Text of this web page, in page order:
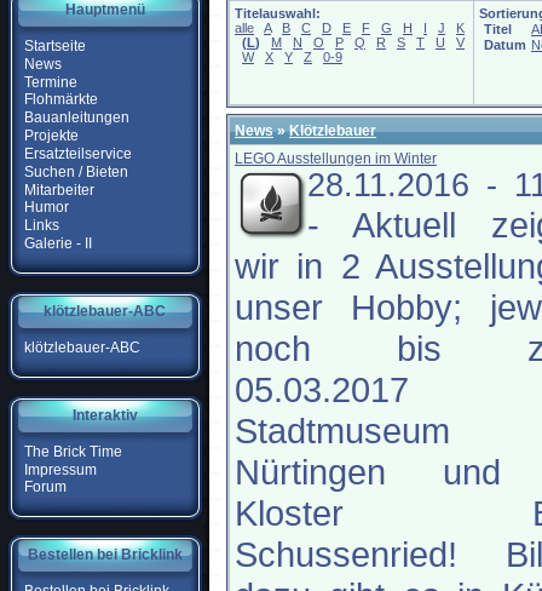
Hauptmenü
Startseite
News
Termine
Flohmärkte
Bauanleitungen
Projekte
Ersatzteilservice
Suchen / Bieten
Mitarbeiter
Humor
Links
Galerie - II
klötzlebauer-ABC
klötzlebauer-ABC
Interaktiv
The Brick Time
Impressum
Forum
Bestellen bei Bricklink
Titelauswahl:
alle
A B C D E F G H I J
K
(L) M N O P Q R S T U
V
W
X Y Z 0-9
Titel
Datum
News»Klötzlebauer
LEGO Ausstellungen im Winter
28.11.2016 -
- Aktuell
wir in 2
unser Hobby;
noch bis
05.03.2017
Stadtmuseum
Nürtingen und
Kloster
Schussenried!